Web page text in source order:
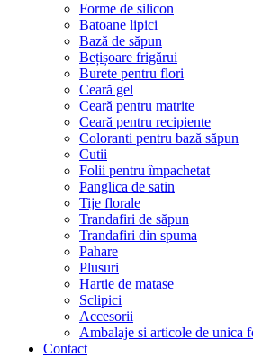
Forme de silicon
Batoane lipici
Bază de săpun
Bețișoare frigărui
Burete pentru flori
Ceară gel
Ceară pentru matrite
Ceară pentru recipiente
Coloranti pentru bază săpun
Cutii
Folii pentru împachetat
Panglica de satin
Tije florale
Trandafiri de săpun
Trandafiri din spuma
Pahare
Plusuri
Hartie de matase
Sclipici
Accesorii
Ambalaje si articole de unica
Contact